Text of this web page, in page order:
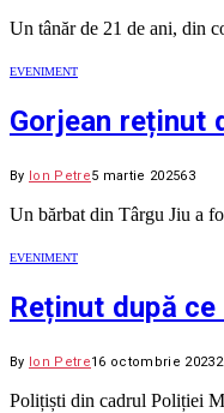
Un tânăr de 21 de ani, din
EVENIMENT
Gorjean reținut
By Ion Petre5 martie 202563
Un bărbat din Târgu Jiu a
EVENIMENT
Reținut după
By Ion Petre16 octombrie 20232
Polițiști din cadrul Poliției